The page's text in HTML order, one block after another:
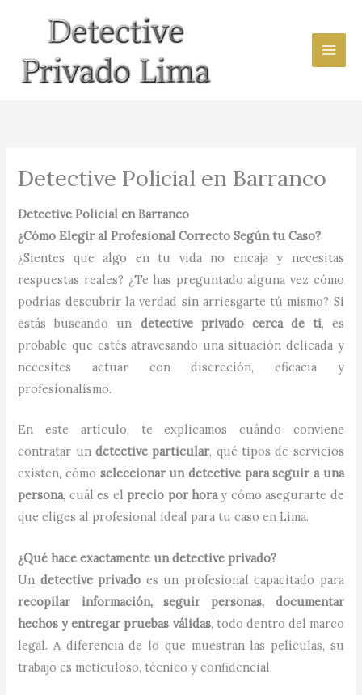
contenido
Detective Policial en Barranco
Detective Policial en Barranco
¿Cómo Elegir al Profesional Correcto Según tu Caso?
¿Sientes que algo en tu vida no encaja y necesitas
respuestas reales? ¿Te has preguntado alguna vez cómo
podrías descubrir la verdad sin arriesgarte tú mismo? Si
estás buscando un detective privado cerca de ti, es
probable que estés atravesando una situación delicada y
necesites actuar con discreción, eficacia y
profesionalismo.
En este artículo, te explicamos cuándo conviene
contratar undetective particular, qué tipos de servicios
existen, cómo seleccionar un detective para seguir a una
persona, cuál es el precio por horay cómo asegurarte de
que eliges al profesional ideal para tu caso en Lima.
¿Qué hace exactamente un detective privado?
Un detective privado es un profesional capacitado para
recopilar información, seguir personas, documentar
hechos y entregar pruebas válidas, todo dentro del marco
legal. A diferencia de lo que muestran las películas, su
trabajo es meticuloso, técnico y confidencial.